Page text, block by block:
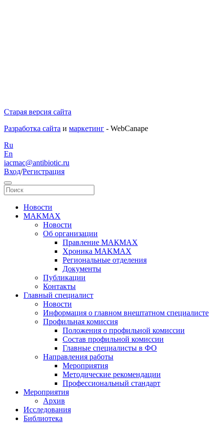
Старая версия сайта
Разработка сайта и маркетинг - WebCanape
Ru
En
iacmac@antibiotic.ru
Вход/Регистрация
Новости
MAKMAX
Новости
Об организации
Правление МАКМАХ
Хроника MAKMAX
Региональные отделения
Документы
Публикации
Контакты
Главный специалист
Новости
Информация о главном внештатном специалисте
Профильная комиссия
Положения о профильной комиссии
Состав профильной комиссии
Главные специалисты в ФО
Направления работы
Мероприятия
Методические рекомендации
Профессиональный стандарт
Мероприятия
Архив
Исследования
Библиотека